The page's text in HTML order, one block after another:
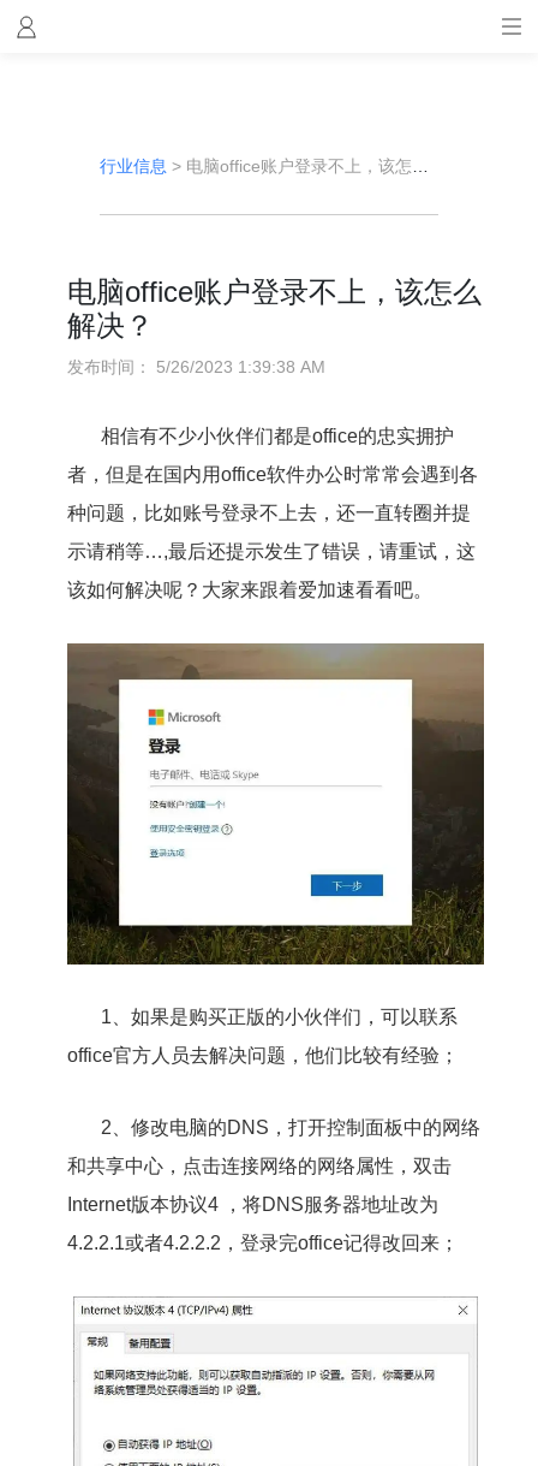
行业信息 > 电脑office账户登录不上，该怎么解决？
电脑office账户登录不上，该怎么
解决？
发布时间： 5/26/2023 1:39:38 AM
相信有不少小伙伴们都是office的忠实拥护
者，但是在国内用office软件办公时常常会遇到各
种问题，比如账号登录不上去，还一直转圈并提
示请稍等…,最后还提示发生了错误，请重试，这
该如何解决呢？大家来跟着爱加速看看吧。
1、如果是购买正版的小伙伴们，可以联系
office官方人员去解决问题，他们比较有经验；
2、修改电脑的DNS，打开控制面板中的网络
和共享中心，点击连接网络的网络属性，双击
Internet版本协议4 ，将DNS服务器地址改为
4.2.2.1或者4.2.2.2，登录完office记得改回来；